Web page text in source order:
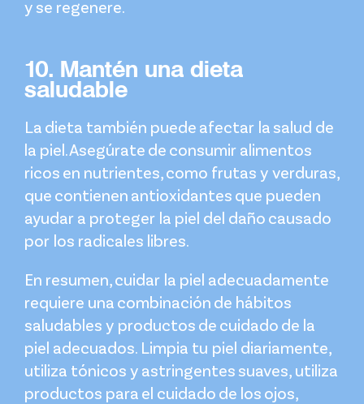
y se regenere.
10. Mantén una dieta
saludable
La dieta también puede afectar la salud de
la piel. Asegúrate de consumir alimentos
ricos en nutrientes, como frutas y verduras,
que contienen antioxidantes que pueden
ayudar a proteger la piel del daño causado
por los radicales libres.
En resumen, cuidar la piel adecuadamente
requiere una combinación de hábitos
saludables y productos de cuidado de la
piel adecuados. Limpia tu piel diariamente,
utiliza tónicos y astringentes suaves, utiliza
productos para el cuidado de los ojos,